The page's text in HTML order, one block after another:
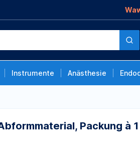
Instrumente Anästhesie
Packung à
Packung à